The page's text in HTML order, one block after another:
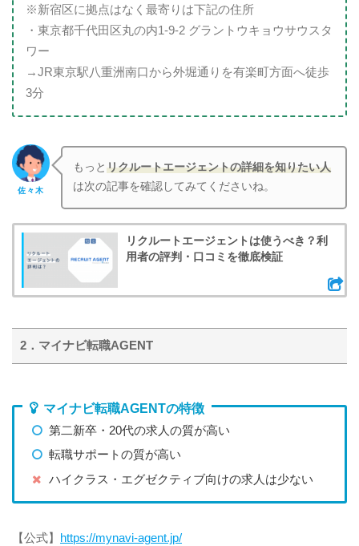
※新宿区に拠点はなく最寄りは下記の住所
・東京都千代田区丸の内1-9-2 グラントウキョウサウスタ
ワー
→JR東京駅八重洲南口から外堀通りを有楽町方面へ徒歩
3分
佐々木
もっとリクルートエージェントの詳細を知りたい人
は次の記事を確認してみてくださいね。
リクルートエージェントは使うべき？利
用者の評判・口コミを徹底検証
2．マイナビ転職AGENT
マイナビ転職AGENTの特徴
第二新卒・20代の求人の質が高い
転職サポートの質が高い
ハイクラス・エグゼクティブ向けの求人は少ない
【公式】 https://mynavi-agent.jp/